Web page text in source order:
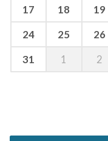
17 18 19
24 25 26
31 1 2